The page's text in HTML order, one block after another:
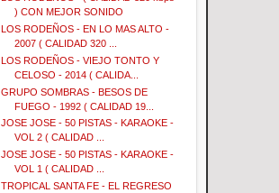
) CON MEJOR SONIDO
LOS RODEÑOS - EN LO MAS ALTO -
2007 ( CALIDAD 320 ...
LOS RODEÑOS - VIEJO TONTO Y
CELOSO - 2014 ( CALIDA...
GRUPO SOMBRAS - BESOS DE
FUEGO - 1992 ( CALIDAD 19...
JOSE JOSE - 50 PISTAS - KARAOKE -
VOL 2 ( CALIDAD ...
JOSE JOSE - 50 PISTAS - KARAOKE -
VOL 1 ( CALIDAD ...
TROPICAL SANTA FE - EL REGRESO